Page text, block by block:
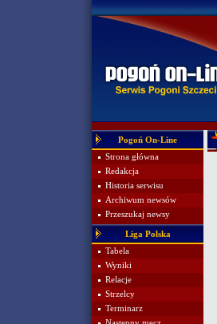
Pogoń On-Line
Strona główna
Redakcja
Historia serwisu
Archiwum newsów
Przeszukaj newsy
Liga Polska
Tabela
Wyniki
Relacje
Strzelcy
Terminarz